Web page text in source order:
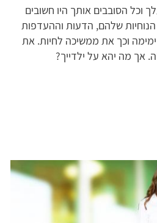
הסובבים אותך היו חשובים
שלהם, הדעות וההעדפות
וכך את ממשיכה לחיות. את
אך מה יהא על ילדייך?